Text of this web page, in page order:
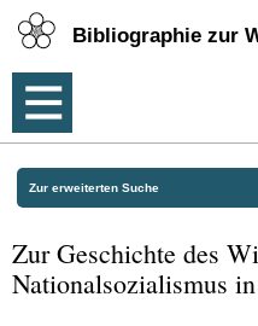
Bibliographie zur
Zur erweiterten Suche
Zur Geschichte des
Nationalsozialismus